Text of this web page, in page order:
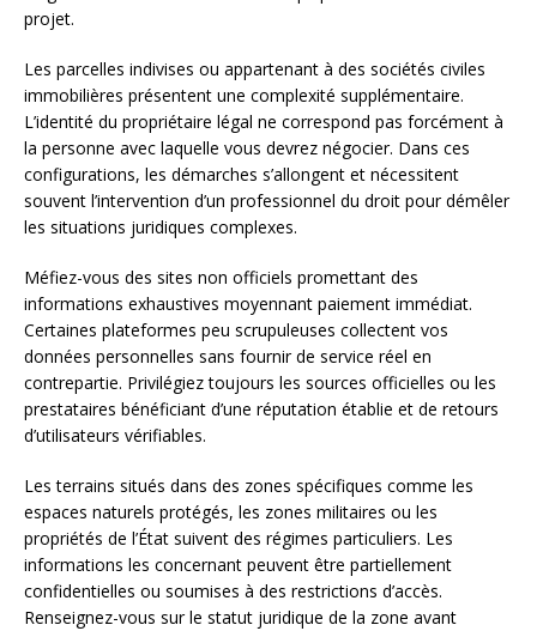
projet.
Les parcelles indivises ou appartenant à des sociétés civiles
immobilières présentent une complexité supplémentaire.
L’identité du propriétaire légal ne correspond pas forcément à
la personne avec laquelle vous devrez négocier. Dans ces
configurations, les démarches s’allongent et nécessitent
souvent l’intervention d’un professionnel du droit pour démêler
les situations juridiques complexes.
Méfiez-vous des sites non officiels promettant des
informations exhaustives moyennant paiement immédiat.
Certaines plateformes peu scrupuleuses collectent vos
données personnelles sans fournir de service réel en
contrepartie. Privilégiez toujours les sources officielles ou les
prestataires bénéficiant d’une réputation établie et de retours
d’utilisateurs vérifiables.
Les terrains situés dans des zones spécifiques comme les
espaces naturels protégés, les zones militaires ou les
propriétés de l’État suivent des régimes particuliers. Les
informations les concernant peuvent être partiellement
confidentielles ou soumises à des restrictions d’accès.
Renseignez-vous sur le statut juridique de la zone avant